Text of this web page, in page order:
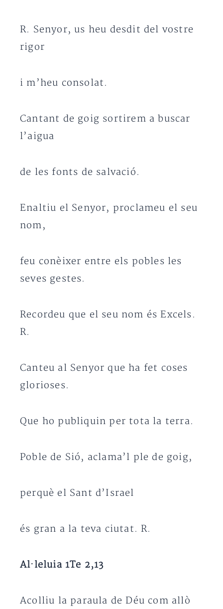
R. Senyor, us heu desdit del vostre
rigor
i m’heu consolat.
Cantant de goig sortirem a buscar
l’aigua
de les fonts de salvació.
Enaltiu el Senyor, proclameu el seu
nom,
feu conèixer entre els pobles les
seves gestes.
Recordeu que el seu nom és Excels.
R.
Canteu al Senyor que ha fet coses
glorioses.
Que ho publiquin per tota la terra.
Poble de Sió, aclama’l ple de goig,
perquè el Sant d’Israel
és gran a la teva ciutat. R.
Al·leluia 1Te 2,13
Acolliu la paraula de Déu com allò